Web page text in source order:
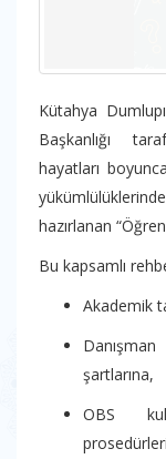
Kütahya
Başkanlığı
hayatları
hazırlanan
Bu kapsamlı
Akademik
şartlarına,
OBS